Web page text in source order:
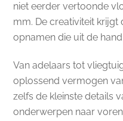
niet eerder vertoonde
mm. De creativiteit
opnamen die uit de
Van adelaars tot
oplossend vermogen
zelfs de kleinste details
onderwerpen naar